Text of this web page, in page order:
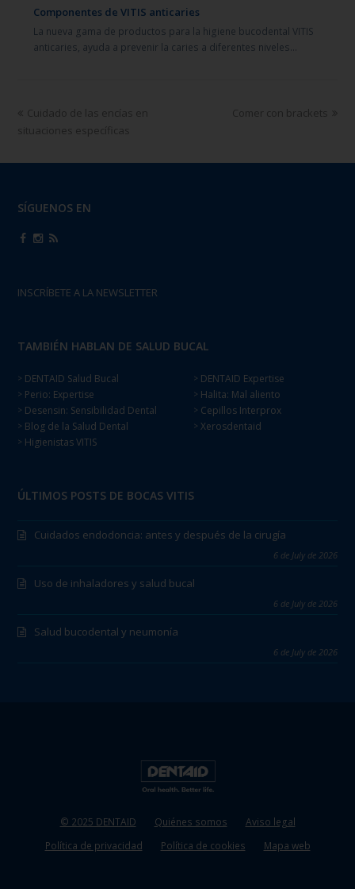
Componentes de VITIS anticaries
La nueva gama de productos para la higiene bucodental VITIS
anticaries, ayuda a prevenir la caries a diferentes niveles…
Cuidado de las encías en
situaciones específicas
Comer con brackets
SÍGUENOS EN
INSCRÍBETE A LA NEWSLETTER
TAMBIÉN HABLAN DE SALUD BUCAL
> DENTAID Salud Bucal
> Perio: Expertise
> Desensin: Sensibilidad Dental
> Blog de la Salud Dental
> Higienistas VITIS
> DENTAID Expertise
> Halita: Mal aliento
> Cepillos Interprox
> Xerosdentaid
ÚLTIMOS POSTS DE BOCAS VITIS
Cuidados endodoncia: antes y después de la cirugía
6 de July de 2026
Uso de inhaladores y salud bucal
6 de July de 2026
Salud bucodental y neumonía
6 de July de 2026
© 2025 DENTAID Quiénes somos
Aviso legal
Política de privacidad
Política de cookies Mapa web